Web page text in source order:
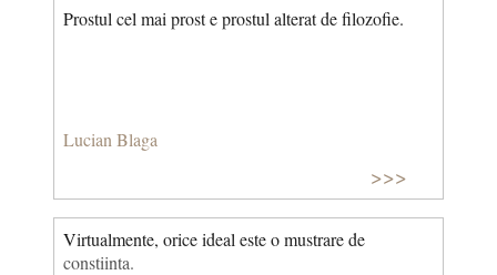
Prostul cel mai prost e prostul alterat de filozofie.
Lucian Blaga
>>>
Virtualmente, orice ideal este o mustrare de
constiinta.